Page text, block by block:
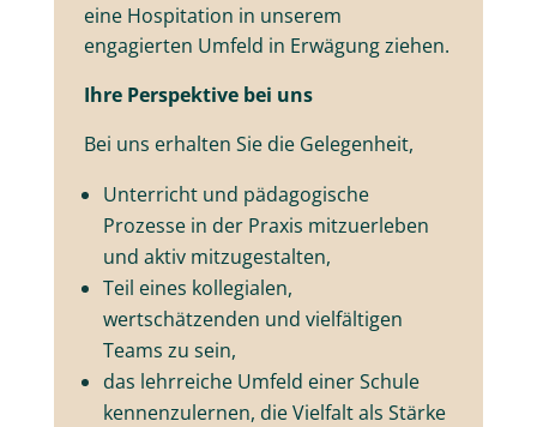
eine Hospitation in unserem
engagierten Umfeld in Erwägung ziehen.
Ihre Perspektive bei uns
Bei uns erhalten Sie die Gelegenheit,
Unterricht und pädagogische
Prozesse in der Praxis mitzuerleben
und aktiv mitzugestalten,
Teil eines kollegialen,
wertschätzenden und vielfältigen
Teams zu sein,
das lehrreiche Umfeld einer Schule
kennenzulernen, die Vielfalt als Stärke